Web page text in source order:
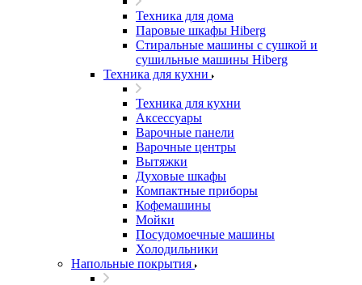
Техника для дома
Паровые шкафы Hiberg
Стиральные машины с сушкой и
сушильные машины Hiberg
Техника для кухни
Техника для кухни
Аксессуары
Варочные панели
Варочные центры
Вытяжки
Духовые шкафы
Компактные приборы
Кофемашины
Мойки
Посудомоечные машины
Холодильники
Напольные покрытия